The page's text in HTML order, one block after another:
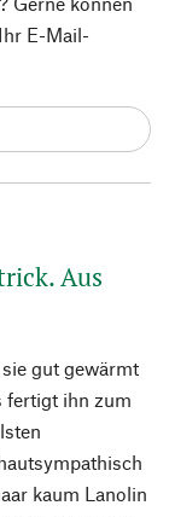
Aus
gut gewärmt
fertigt ihn zum
kaum Lanolin
E-Mail-